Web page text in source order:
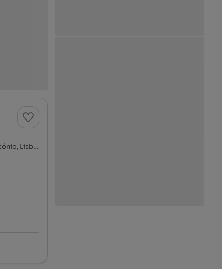
Rua Andaluz, Av. da Liberdade - Marquês de Pombal, Santo António, Lisboa, Lisboa